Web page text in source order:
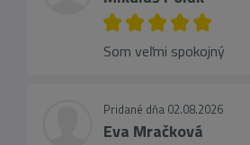
Som veľmi spokojný
Pridané dňa 02.08.2026
Eva Mračková